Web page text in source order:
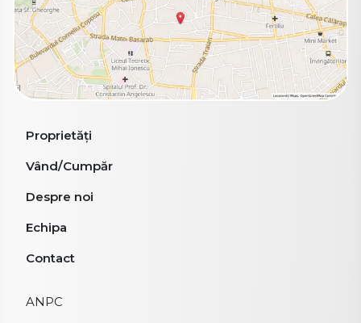
Proprietăți
Vând/Cumpăr
Despre noi
Echipa
Contact
ANPC